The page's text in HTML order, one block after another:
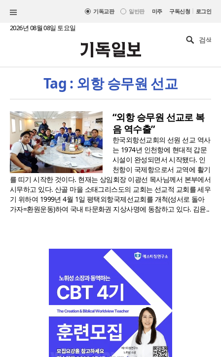
기독교판 일반판 미주 구독신청 | 로그인
2026년 08월 08일 토요일
Tag : 외항 승무원 선교
“외항 승무원 선교로 복
음 역수출”
한국외항선교회의 선원 선교 역사
는 1974년 인천항에 현대적 갑문
시설이 완성되면서 시작됐다. 인
천항이 국제항으로서 교역에 활기
를 띠기 시작한 것이다. 현재는 상임회장 이광선 목사님께서 본부에서
시무하고 있다. 산골 마을 소태그리스도의 교회는 선교적 교회를 세우
기 위하여 1999년 4월 1일 평택외항국제선교회를 개척(성서로 돌아
가자=환원운동)하여 국내 타문화권 지상사명에 동참하고 있다. 김윤..